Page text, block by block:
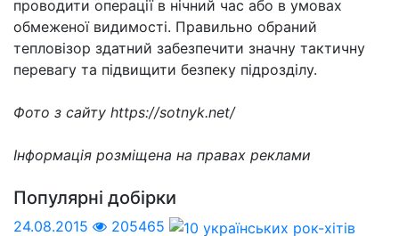
проводити операції в нічний час або в умовах
обмеженої видимості. Правильно обраний
тепловізор здатний забезпечити значну тактичну
перевагу та підвищити безпеку підрозділу.
Фото з сайту https://sotnyk.net/
Інформація розміщена на правах реклами
Популярні добірки
24.08.2015
205465